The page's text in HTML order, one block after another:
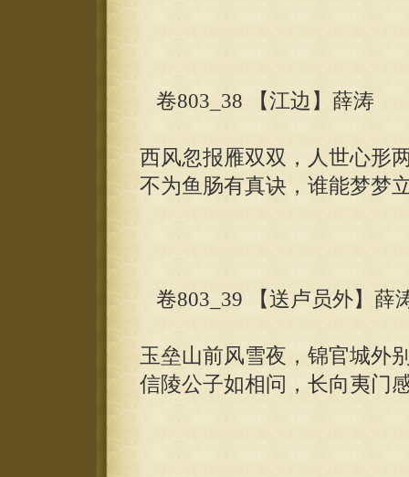
卷803_38 【江边】薛涛
西风忽报雁双双，人世心形
不为鱼肠有真诀，谁能梦梦
卷803_39 【送卢员外】薛
玉垒山前风雪夜，锦官城外
信陵公子如相问，长向夷门